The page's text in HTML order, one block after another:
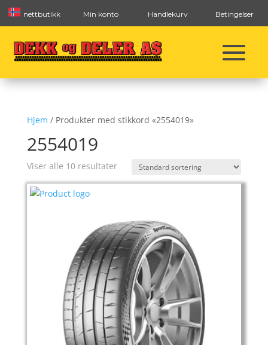
nettbutikk Min konto Handlekurv Betingelser
Hjem / Produkter med stikkord «2554019»
2554019
Viser alle 10 resultater